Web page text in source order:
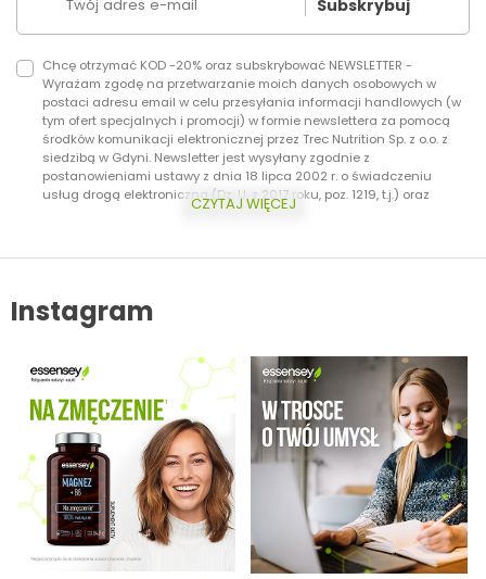
Subskrybuj
Chcę otrzymać KOD -20% oraz subskrybować NEWSLETTER -
Wyrażam zgodę na przetwarzanie moich danych osobowych w
postaci adresu email w celu przesyłania informacji handlowych (w
tym ofert specjalnych i promocji) w formie newslettera za pomocą
środków komunikacji elektronicznej przez Trec Nutrition Sp. z o.o. z
siedzibą w Gdyni. Newsletter jest wysyłany zgodnie z
postanowieniami ustawy z dnia 18 lipca 2002 r. o świadczeniu
usług drogą elektroniczną (Dz. U. z 2017 roku, poz. 1219, t.j.) oraz
ustawy z dnia 16 lipca 2004 r. Prawo telekomunikacyjne (Dz.U. z 2017
CZYTAJ WIĘCEJ
Instagram